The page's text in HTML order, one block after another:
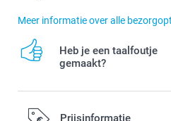
Meer informatie over alle
Heb je een taalfoutje
gemaakt?
Prijsinformatie